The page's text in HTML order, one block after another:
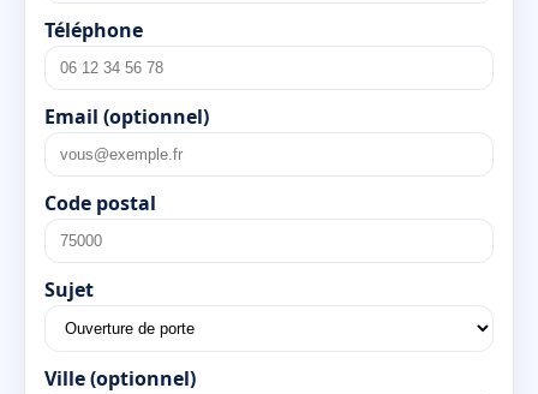
Téléphone
Email (optionnel)
Code postal
Sujet
Ville (optionnel)